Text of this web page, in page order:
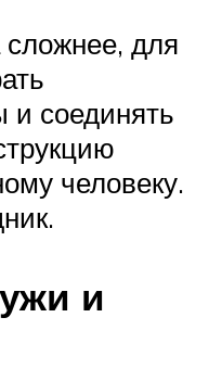
для
и соединять
человеку.
и